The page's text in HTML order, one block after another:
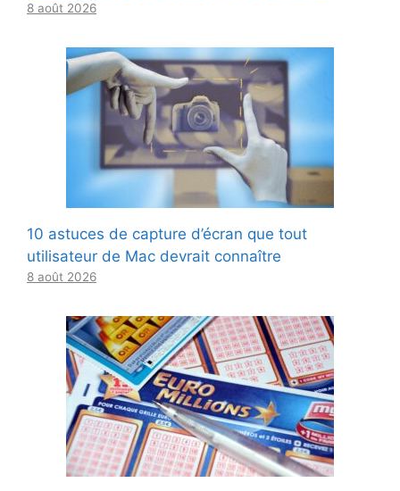
8 août 2026
10 astuces de capture d’écran que tout
utilisateur de Mac devrait connaître
8 août 2026